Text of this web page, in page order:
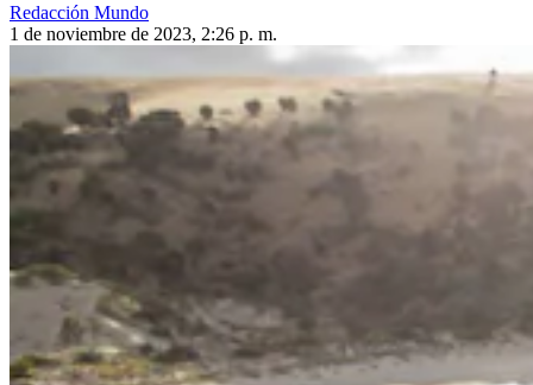
Redacción Mundo
1 de noviembre de 2023, 2:26 p. m.